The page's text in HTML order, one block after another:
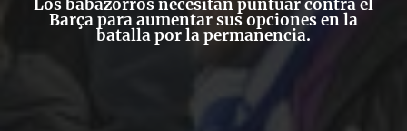
Los babazorros necesitan puntuar contra el
Barça para aumentar sus opciones en la
batalla por la permanencia.